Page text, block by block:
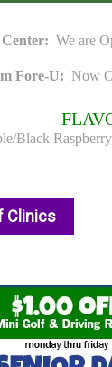
We are
Fore-U: Now
Black
Clinics